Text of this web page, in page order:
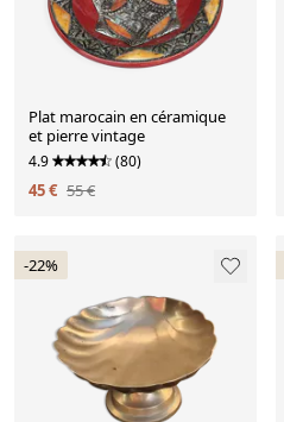
Plat marocain en céramique
et pierre vintage
4.9 (80)
45 € 55 €
-22%